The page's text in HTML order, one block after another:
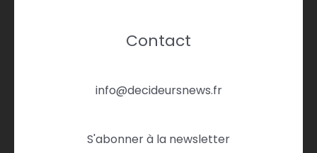
Contact
info@decideursnews.fr
S'abonner à la newsletter